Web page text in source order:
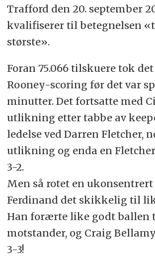
Trafford den 20. september
kvalifiserer til betegnelsen
største».
Foran 75.066 tilskuere tok
Rooney-scoring før det var
minutter. Det fortsatte med
utlikning etter tabbe av
ledelse ved Darren Fletcher,
utlikning og enda en
3-2.
Men så rotet en ukonsentrert
Ferdinand det skikkelig til
Han forærte like godt ballen
motstander, og Craig
3-3!